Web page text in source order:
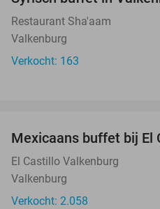
Restaurant Sha'aam
Valkenburg
Verkocht: 163
Mexicaans buffet bij El
El Castillo Valkenburg
Valkenburg
Verkocht: 2.058